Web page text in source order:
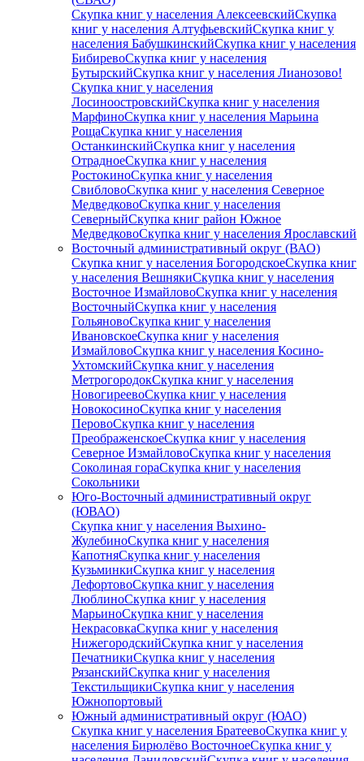
Скупка книг у населения АлексеевскийСкупка
книг у населения АлтуфьевскийСкупка книг у
населения БабушкинскийСкупка книг у населения
БибиревоСкупка книг у населения
БутырскийСкупка книг у населения Лианозово!
Скупка книг у населения
ЛосиноостровскийСкупка книг у населения
МарфиноСкупка книг у населения Марьина
РощаСкупка книг у населения
ОстанкинскийСкупка книг у населения
ОтрадноеСкупка книг у населения
РостокиноСкупка книг у населения
СвибловоСкупка книг у населения Северное
МедведковоСкупка книг у населения
СеверныйСкупка книг район Южное
МедведковоСкупка книг у населения Ярославский
Восточный административный округ (ВАО)
Скупка книг у населения БогородскоеСкупка книг
у населения ВешнякиСкупка книг у населения
Восточное ИзмайловоСкупка книг у населения
ВосточныйСкупка книг у населения
ГольяновоСкупка книг у населения
ИвановскоеСкупка книг у населения
ИзмайловоСкупка книг у населения Косино-
УхтомскийСкупка книг у населения
МетрогородокСкупка книг у населения
НовогиреевоСкупка книг у населения
НовокосиноСкупка книг у населения
ПеровоСкупка книг у населения
ПреображенскоеСкупка книг у населения
Северное ИзмайловоСкупка книг у населения
Соколиная гораСкупка книг у населения
Сокольники
Юго-Восточный административный округ
(ЮВАО)
Скупка книг у населения Выхино-
ЖулебиноСкупка книг у населения
КапотняСкупка книг у населения
КузьминкиСкупка книг у населения
ЛефортовоСкупка книг у населения
ЛюблиноСкупка книг у населения
МарьиноСкупка книг у населения
НекрасовкаСкупка книг у населения
НижегородскийСкупка книг у населения
ПечатникиСкупка книг у населения
РязанскийСкупка книг у населения
ТекстильщикиСкупка книг у населения
Южнопортовый
Южный административный округ (ЮАО)
Скупка книг у населения БратеевоСкупка книг у
населения Бирюлёво ВосточноеСкупка книг у